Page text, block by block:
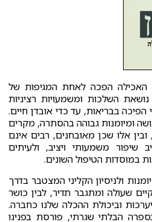
האכילה הפכה לאחת המגיפות של
השלכות ומשמעויות רציניות
בבריאות, עד כדי אובדן חיים.
ומיומנות גבוהה בהסתרה, מקרים
אלו שכן מאובחנים, רבים אינם
שיפור משמעותי ויציב, ולעיתים
במוסדות הטיפול השונים.
ולניסיון הקליני המצטבר בדרך
שעולה ומתגבר תדיר, לבין כושר
וביכולת ההכלה שלנו כחברה.
הבלתי שגרתי, פורסת בפנינו